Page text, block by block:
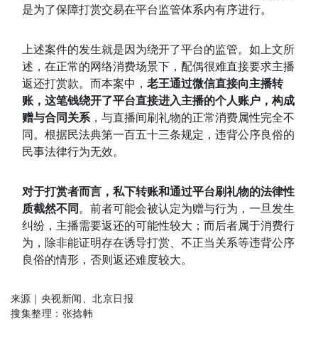
是为了保障打赏交易在平台监管体系内有序进行。
上述案件的发生就是因为绕开了平台的监管。如上文所
述，在正常的网络消费场景下，配偶很难直接要求主播
返还打赏款。而本案中， 老王通过微信直接向主播转
账，这笔钱绕开了平台直接进入主播的个人账户，构成
赠与合同关系，与直播间刷礼物的正常消费属性完全不
同。根据民法典第一百五十三条规定，违背公序良俗的
民事法律行为无效。
对于打赏者而言，私下转账和通过平台刷礼物的法律性
质截然不同 。前者可能会被认定为赠与行为，一旦发生
纠纷，主播需要返还的可能性较大；而后者属于消费行
为，除非能证明存在诱导打赏、不正当关系等违背公序
良俗的情形，否则返还难度较大。
来源 ｜央视新闻、北京日报
搜集整理：张捻帏